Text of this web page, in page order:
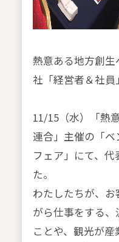
熱意ある地方創
社「経営者＆社員
11/15（水）「熱
連合」主催の「
フェア」にて、
た。
わたしたちが、
がら仕事をする
ことや、観光が